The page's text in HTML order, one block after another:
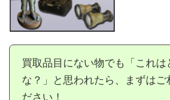
買取品目にない物でも「これは
な？」と思われたら、まずはご
ださい！